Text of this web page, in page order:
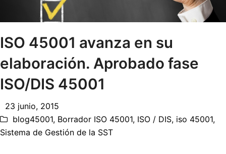
ISO 45001 avanza en su
elaboración. Aprobado fase
ISO/DIS 45001
23 junio, 2015
blog45001, Borrador ISO 45001, ISO / DIS, iso 45001,
Sistema de Gestión de la SST